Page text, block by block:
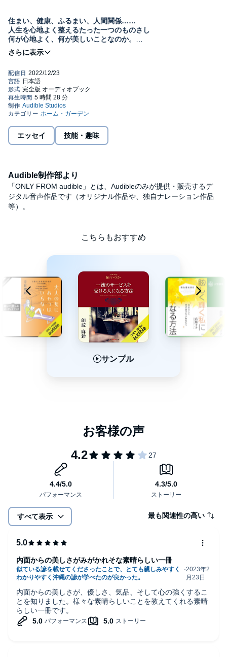
住まい、健康、ふるまい、人間関係……
人生を心地よく整えるたった一つのものさし
何が心地よく、何が美しいことなのか。
自分の美意識を持つことは、不確かな時代を生きる私たちの必修
教養といえるでしょう。
美しい生活は、身体の疲れをとり、心を癒やして明日の自分を美
しくします。
つまり、「美しければすべて良し」なわけです。
『お嬢さまことば』『気品のルール』『自分を躾ける』…etc
著作累計100万部超 加藤ゑみ子の集大成
＜目次＞
第１章 上質生活に必要な習慣 上質生活の習慣
第４章 美しさを独占する色彩の意味 色彩の意味
第５章 感情的な知性を育てる美しい生活 感情的な知性の育て方
第６章 安心感は自分の美意識から 美意識と安心感
第７章 気品を心肝に持てば無敵 気品の育て方
©2022 Emiko Kato (P)2022 Audible, Inc.
エッセイ 技能・趣味
Audible制作部より
「ONLY FROM audible」とは、Audibleのみが提供・販売するデ
ジタル音声作品です（オリジナル作品や、独自ナレーション作品
等）。
こちらもおすすめ
サンプル
すべて表示 最も関連性の高い
内面からの美しさが、優しさ、気品、そして心の強くするこ
とを知りました。様々な素晴らしいことを教えてくれる素晴
らしい一冊です。
内面からの美しさがみがかれそな素晴らしい一冊